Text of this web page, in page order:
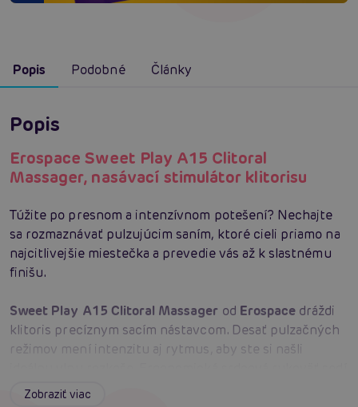
Popis Podobné Články
Popis
Erospace Sweet Play A15 Clitoral
Massager, nasávací stimulátor klitorisu
Túžite po presnom a intenzívnom potešení? Nechajte
sa rozmaznávať pulzujúcim saním, ktoré cieli priamo na
najcitlivejšie miestečka a prevedie vás až k slastnému
finišu.
Sweet Play A15 Clitoral Massager od Erospace dráždi
klitoris precíznym sacím nástavcom. Desať pulzačných
režimov mení intenzitu aj rytmus, aby ste si našli
v dlani bezpečne a umožní úplnú kontrolu bez
Zobraziť viac